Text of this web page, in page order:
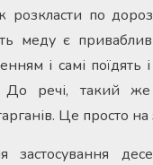
по
меду є
і самі поїдять
До речі, такий
Це просто на
застосування